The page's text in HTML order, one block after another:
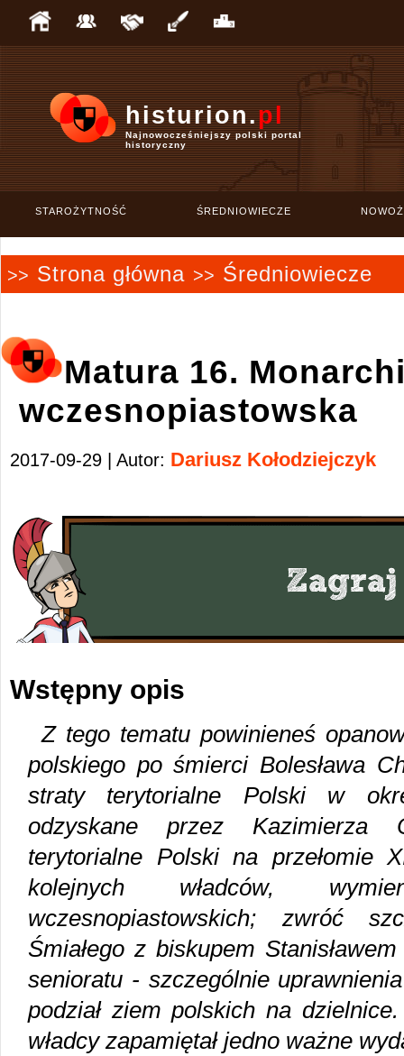
histurion.pl
Najnowocześniejszy polski portal
historyczny
STAROŻYTNOŚĆ ŚREDNIOWIECZE
>> Strona główna >> Średniowiecze
Matura 16.
wczesnopiastowska
2017-09-29 | Autor: Dariusz Kołodziejczyk
Wstępny opis
Z tego tematu powinieneś
polskiego po śmierci Bolesława
straty terytorialne Polski w
odzyskane przez Kazimierza
terytorialne Polski na przełomie
kolejnych władców,
wczesnopiastowskich; zwróć
Śmiałego z biskupem
senioratu - szczególnie
podział ziem polskich na
władcy zapamiętał jedno ważne